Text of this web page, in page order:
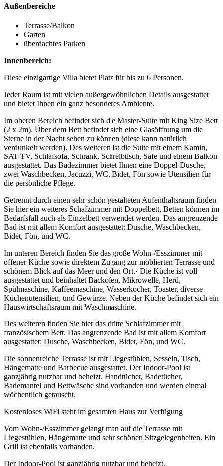
Außenbereiche
Terrasse/Balkon
Garten
überdachtes Parken
Innenbereich:
Diese einzigartige Villa bietet Platz für bis zu 6 Personen.
Jeder Raum ist mit vielen außergewöhnlichen Details ausgestattet
und bietet Ihnen ein ganz besonderes Ambiente.
Im oberen Bereich befindet sich die Master-Suite mit King Size Bett
(2 x 2m). Über dem Bett befindet sich eine Glasöffnung um die
Sterne in der Nacht sehen zu können (diese kann natürlich
verdunkelt werden). Des weiteren ist die Suite mit einem Kamin,
SAT-TV, Schlafsofa, Schrank, Schreibtisch, Safe und einem Balkon
ausgestattet. Das Badezimmer bietet Ihnen eine Doppel-Dusche,
zwei Waschbecken, Jacuzzi, WC, Bidet, Fön sowie Utensilien für
die persönliche Pflege.
Getrennt durch einen sehr schön gestalteten Aufenthaltsraum finden
Sie hier ein weiteres Schafzimmer mit Doppelbett, Betten können im
Bedarfsfall auch als Einzelbett verwendet werden. Das angrenzende
Bad ist mit allem Komfort ausgestattet: Dusche, Waschbecken,
Bidet, Fön, und WC.
Im unteren Bereich finden Sie das große Wohn-/Esszimmer mit
offener Küche sowie direktem Zugang zur möblierten Terrasse und
schönem Blick auf das Meer und den Ort.· Die Küche ist voll
ausgestattet und beinhaltet Backofen, Mikrowelle, Herd,
Spülmaschine, Kaffeemaschine, Wasserkocher, Toaster, diverse
Küchenutensilien, und Gewürze. Neben der Küche befindet sich ein
Hauswirtschaftsraum mit Waschmaschine.
Des weiteren finden Sie hier das dritte Schlafzimmer mit
französischem Bett. Das angrenzende Bad ist mit allem Komfort
ausgestattet: Dusche, Waschbecken, Bidet, Fön, und WC.
Die sonnenreiche Terrasse ist mit Liegestühlen, Sesseln, Tisch,
Hängematte und Barbecue ausgestattet. Der Indoor-Pool ist
ganzjährig nutzbar und beheizt. Handtücher, Badetücher,
Bademantel und Bettwäsche sind vorhanden und werden einmal
wöchentlich getauscht.
Kostenloses WiFi steht im gesamten Haus zur Verfügung
Vom Wohn-/Esszimmer gelangt man auf die Terrasse mit
Liegestühlen, Hängematte und sehr schönen Sitzgelegenheiten. Ein
Grill ist ebenfalls vorhanden.
Der Indoor-Pool ist ganzjährig nutzbar und beheizt.